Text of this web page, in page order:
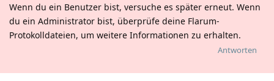
Wenn du ein Benutzer bist, versuche es später erneut. Wenn
du ein Administrator bist, überprüfe deine Flarum-
Protokolldateien, um weitere Informationen zu erhalten.
Antworten